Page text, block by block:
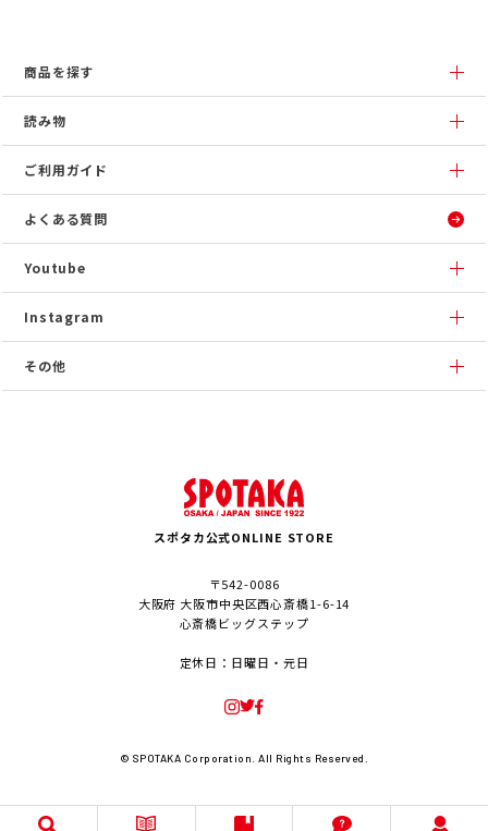
商品を探す
読み物
ご利用ガイド
よくある質問
Youtube
Instagram
その他
スポタカ公式ONLINE STORE
〒542-0086
大阪府 大阪市中央区西心斎橋1-6-14
心斎橋ビッグステップ
定休日：日曜日・元日
© SPOTAKA Corporation. All Rights Reserved.